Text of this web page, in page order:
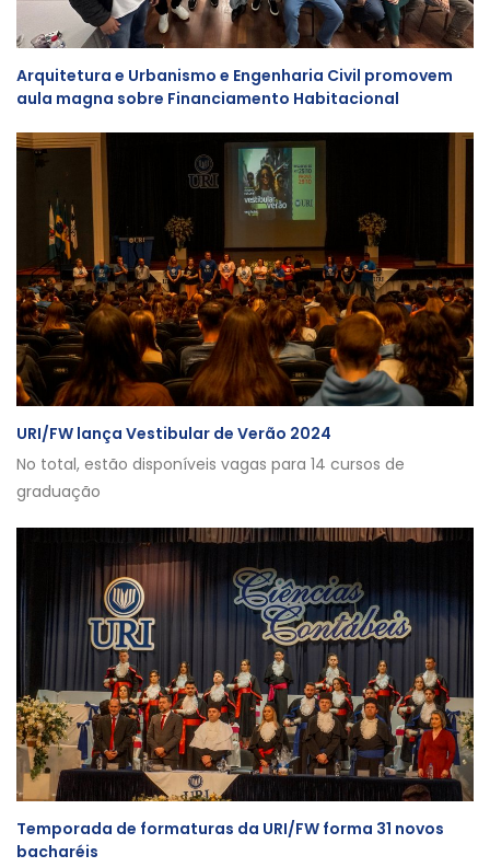
Arquitetura e Urbanismo e Engenharia Civil promovem
aula magna sobre Financiamento Habitacional
URI/FW lança Vestibular de Verão 2024
No total, estão disponíveis vagas para 14 cursos de
graduação
Temporada de formaturas da URI/FW forma 31 novos
bacharéis